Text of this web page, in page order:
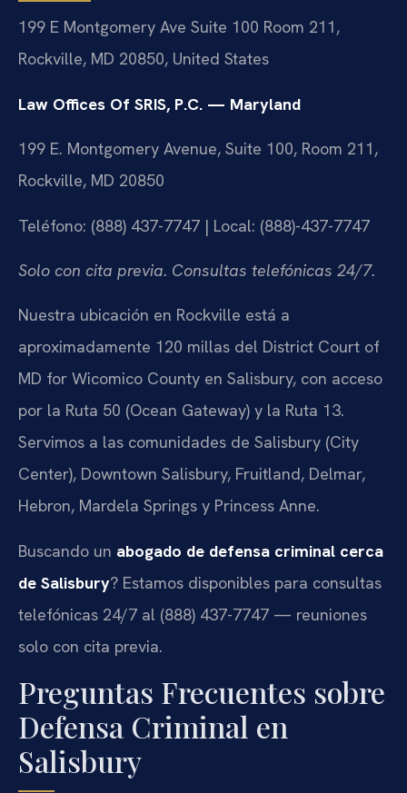
199 E Montgomery Ave Suite 100 Room 211,
Rockville, MD 20850, United States
Law Offices Of SRIS, P.C. — Maryland
199 E. Montgomery Avenue, Suite 100, Room 211,
Rockville, MD 20850
Teléfono: (888) 437-7747 | Local: (888)-437-7747
Solo con cita previa. Consultas telefónicas 24/7.
Nuestra ubicación en Rockville está a
aproximadamente 120 millas del District Court of
MD for Wicomico County en Salisbury, con acceso
por la Ruta 50 (Ocean Gateway) y la Ruta 13.
Servimos a las comunidades de Salisbury (City
Center), Downtown Salisbury, Fruitland, Delmar,
Hebron, Mardela Springs y Princess Anne.
Buscando un abogado de defensa criminal cerca
de Salisbury? Estamos disponibles para consultas
telefónicas 24/7 al (888) 437-7747 — reuniones
solo con cita previa.
Preguntas Frecuentes sobre
Defensa Criminal en
Salisbury